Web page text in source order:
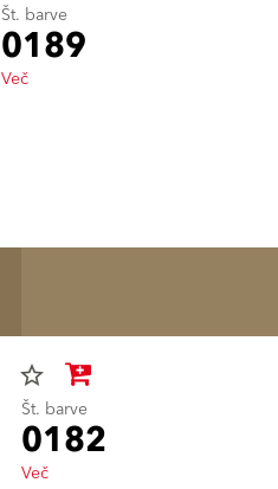
Št. barve
0189
Več
star_border
Št. barve
0182
Več